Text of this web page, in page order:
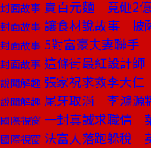
封面故事 賣百元麵 竟砸2
封面故事 讓食材說故事 披
封面故事 5對富豪夫妻聯手
封面故事 這條街最紅設計
說聞解趣 張家祝求救李大
說聞解趣 尾牙取消 李鴻源
國際視窗 一封真誠求職信
國際視窗 法富人落跑躲稅